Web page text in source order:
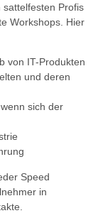
Profis
Workshops. Hier
von IT-Produkten
und deren
sich der
Speed
in